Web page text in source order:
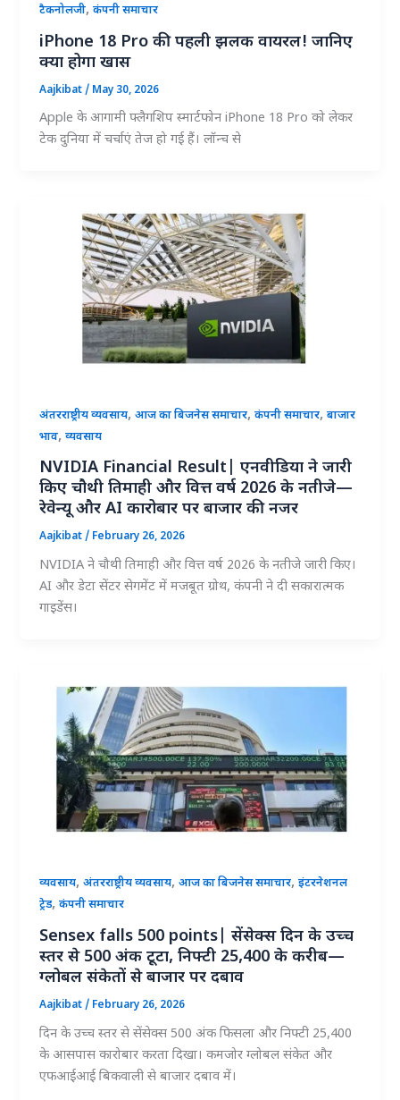
टैकनोलजी,कंपनी समाचार
iPhone 18 Pro की पहली झलक वायरल! जानिए
क्या होगा खास
Aajkibat/ May 30, 2026
Apple के आगामी फ्लैगशिप स्मार्टफोन iPhone 18 Pro को लेकर
टेक दुनिया में चर्चाएं तेज हो गई हैं। लॉन्च से
अंतरराष्ट्रीय व्यवसाय,आज का बिजनेस समाचार,कंपनी समाचार,बाजार
भाव,व्यवसाय
NVIDIA Financial Result| एनवीडिया ने जारी
किए चौथी तिमाही और वित्त वर्ष 2026 के नतीजे—
रेवेन्यू और AI कारोबार पर बाजार की नजर
Aajkibat/ February 26, 2026
NVIDIA ने चौथी तिमाही और वित्त वर्ष 2026 के नतीजे जारी किए।
AI और डेटा सेंटर सेगमेंट में मजबूत ग्रोथ, कंपनी ने दी सकारात्मक
गाइडेंस।
व्यवसाय,अंतरराष्ट्रीय व्यवसाय,आज का बिजनेस समाचार,इंटरनेशनल
ट्रेड,कंपनी समाचार
Sensex falls 500 points| सेंसेक्स दिन के उच्च
स्तर से 500 अंक टूटा, निफ्टी 25,400 के करीब—
ग्लोबल संकेतों से बाजार पर दबाव
Aajkibat/ February 26, 2026
दिन के उच्च स्तर से सेंसेक्स 500 अंक फिसला और निफ्टी 25,400
के आसपास कारोबार करता दिखा। कमजोर ग्लोबल संकेत और
एफआईआई बिकवाली से बाजार दबाव में।